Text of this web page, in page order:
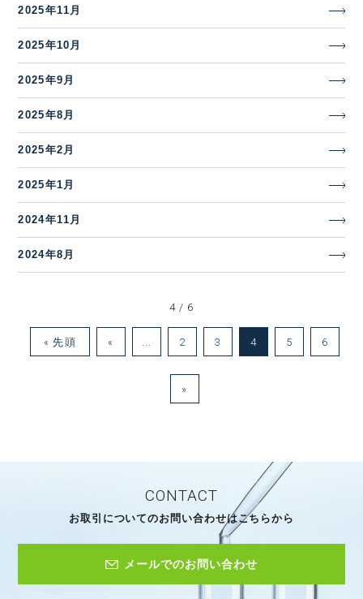
2025年11月
2025年10月
2025年9月
2025年8月
2025年2月
2025年1月
2024年11月
2024年8月
4 / 6
« 先頭 « ... 2 3 4 5 6
»
CONTACT
お取引についてのお問い合わせはこちらから
メールでのお問い合わせ